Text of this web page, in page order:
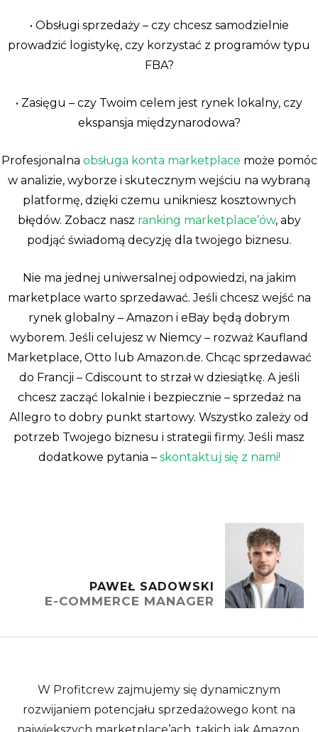
• Obsługi sprzedaży – czy chcesz samodzielnie
prowadzić logistykę, czy korzystać z programów typu
FBA?
• Zasięgu – czy Twoim celem jest rynek lokalny, czy
ekspansja międzynarodowa?
Profesjonalna obsługa konta marketplace może pomóc
w analizie, wyborze i skutecznym wejściu na wybraną
platformę, dzięki czemu unikniesz kosztownych
błędów. Zobacz nasz ranking marketplace’ów, aby
podjąć świadomą decyzję dla twojego biznesu.
Nie ma jednej uniwersalnej odpowiedzi, na jakim
marketplace warto sprzedawać. Jeśli chcesz wejść na
rynek globalny – Amazon i eBay będą dobrym
wyborem. Jeśli celujesz w Niemcy – rozważ Kaufland
Marketplace, Otto lub Amazon.de. Chcąc sprzedawać
do Francji – Cdiscount to strzał w dziesiątkę. A jeśli
chcesz zacząć lokalnie i bezpiecznie – sprzedaż na
Allegro to dobry punkt startowy. Wszystko zależy od
potrzeb Twojego biznesu i strategii firmy. Jeśli masz
dodatkowe pytania – skontaktuj się z nami!
PAWEŁ SADOWSKI
E-COMMERCE MANAGER
W Profitcrew zajmujemy się dynamicznym
rozwijaniem potencjału sprzedażowego kont na